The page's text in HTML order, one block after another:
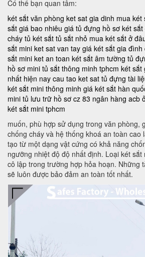
Có thể bạn quan tâm:
két sắt văn phòng ket sat gia dinh mua két
sắt giá bao nhiêu giá tủ đựng hồ sơ két
cháy tủ két sắt tủ sắt nhỏ mua két sắt ở
sắt mini ket sat van tay giá két sắt gia đình
sắt mini ket an toan két sắt âm tường tủ
hồ sơ mini tủ sắt thông minh tphcm két sắt
nhất hiện nay cau tao ket sat tủ đựng tài
két sắt mini thông minh giá két sắt hàn
mini tủ lưu trữ hồ sơ cz 83 ngân hàng acb
két sắt mini tphcm
muốn, phù hợp sử dụng trong văn phòng,
chống cháy và hệ thống khoá an toàn cao
tạo từ một dạng vật cứng có khả năng
ngưỡng nhiệt độ độ nhất định. Loại két
cô lập trong trường hợp hỏa hoạn. Những
sẽ luôn được bảo đảm an toàn tốt nhất.